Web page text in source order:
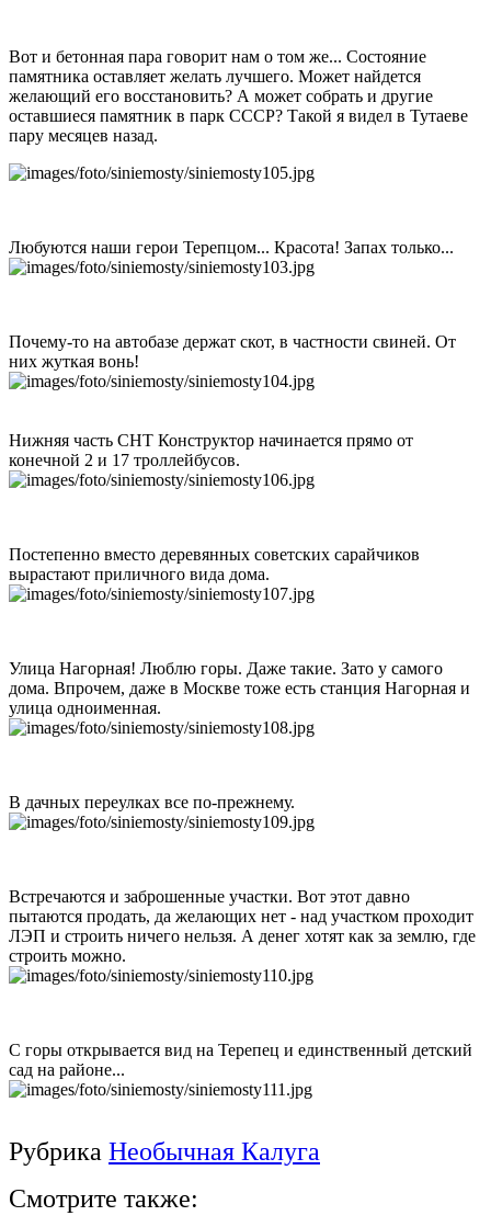
Вот и бетонная пара говорит нам о том же... Состояние
памятника оставляет желать лучшего. Может найдется
желающий его восстановить? А может собрать и другие
оставшиеся памятник в парк СССР? Такой я видел в Тутаеве
пару месяцев назад.
Любуются наши герои Терепцом... Красота! Запах только...
Почему-то на автобазе держат скот, в частности свиней. От
них жуткая вонь!
Нижняя часть СНТ Конструктор начинается прямо от
конечной 2 и 17 троллейбусов.
Постепенно вместо деревянных советских сарайчиков
вырастают приличного вида дома.
Улица Нагорная! Люблю горы. Даже такие. Зато у самого
дома. Впрочем, даже в Москве тоже есть станция Нагорная и
улица одноименная.
В дачных переулках все по-прежнему.
Встречаются и заброшенные участки. Вот этот давно
пытаются продать, да желающих нет - над участком проходит
ЛЭП и строить ничего нельзя. А денег хотят как за землю, где
строить можно.
С горы открывается вид на Терепец и единственный детский
сад на районе...
Рубрика Необычная Калуга
Смотрите также: